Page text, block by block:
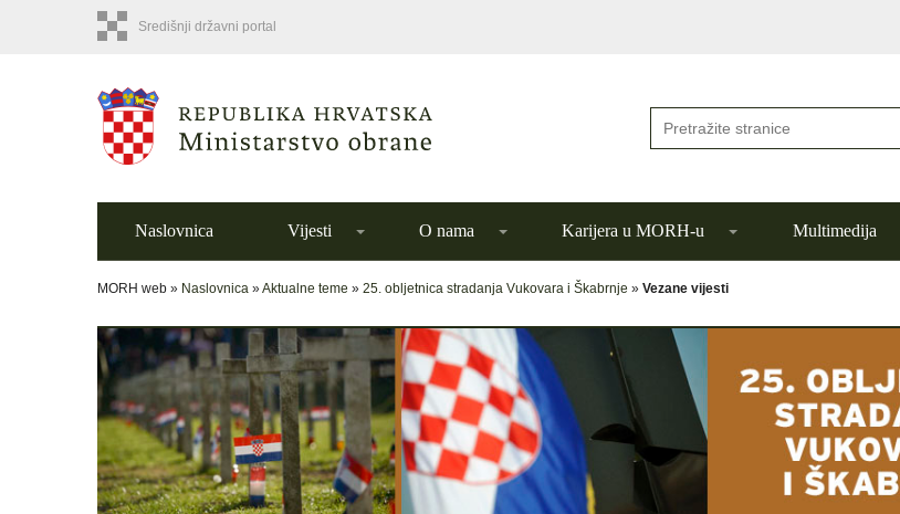
Središnji državni portal
Naslovnica Vijesti O nama Karijera u MORH-u Multimedija
MORH web » Naslovnica »Aktualne teme » 25. obljetnica stradanja Vukovara i Škabrnje » Vezane vijesti